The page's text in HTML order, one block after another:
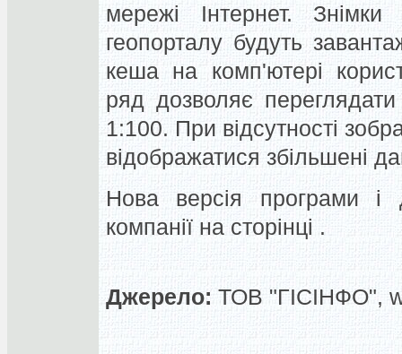
мережі Інтернет.
геопорталу будуть
кеша на комп'ютері
ряд дозволяє
1:100. При відсутності
відображатися збільшені
Нова версія програми і
компанії на сторінці .
Джерело: ТОВ "ГІСІНФО",